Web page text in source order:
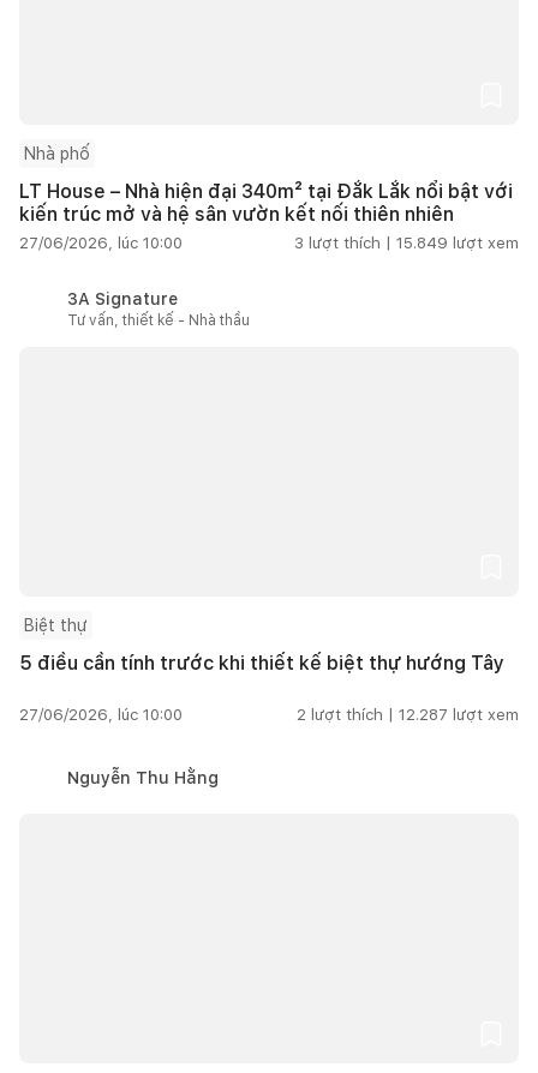
Nhà phố
LT House – Nhà hiện đại 340m² tại Đắk Lắk nổi bật với
kiến trúc mở và hệ sân vườn kết nối thiên nhiên
27/06/2026, lúc 10:00 3 lượt thích | 15.849 lượt xem
3A Signature
Tư vấn, thiết kế - Nhà thầu
Biệt thự
5 điều cần tính trước khi thiết kế biệt thự hướng Tây
27/06/2026, lúc 10:00 2 lượt thích | 12.287 lượt xem
Nguyễn Thu Hằng